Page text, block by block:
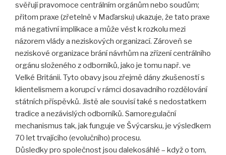
svěřují pravomoce centrálním orgánům nebo soudům;
přitom praxe (zřetelně v Maďarsku) ukazuje, že tato praxe
má negativní implikace a může vést k rozkolu mezi
názorem vlády a neziskových organizací. Zároveň se
neziskové organizace brání návrhům na zřízení centrálního
orgánu složeného z odborníků, jako je tomu např. ve
Velké Británii. Tyto obavy jsou zřejmě dány zkušeností s
klientelismem a korupcí v rámci dosavadního rozdělování
státních příspěvků. Jistě ale souvisí také s nedostatkem
tradice a nezávislých odborníků. Samoregulační
mechanismus tak, jak funguje ve Švýcarsku, je výsledkem
70 let trvajícího (evolučního) procesu.
Důsledky pro společnost jsou dalekosáhlé – když o tom,